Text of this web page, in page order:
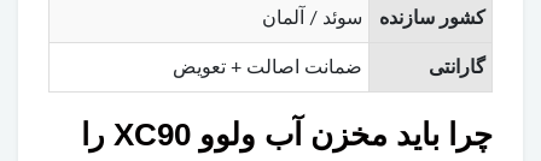
کشور سازنده سوئد / آلمان
گارانتی ضمانت اصالت + تعویض
چرا باید مخزن آب ولوو XC90 را